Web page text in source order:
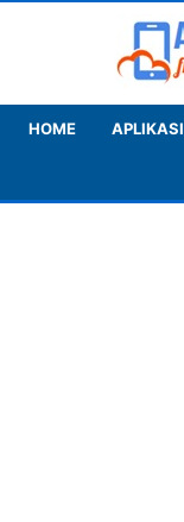
HOME APLIKASI